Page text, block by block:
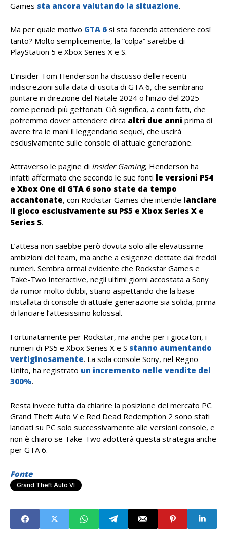
Games sta ancora valutando la situazione.
Ma per quale motivo GTA 6 si sta facendo attendere così
tanto? Molto semplicemente, la “colpa” sarebbe di
PlayStation 5 e Xbox Series X e S.
L’insider Tom Henderson ha discusso delle recenti
indiscrezioni sulla data di uscita di GTA 6, che sembrano
puntare in direzione del Natale 2024 o l’inizio del 2025
come periodi più gettonati. Ciò significa, a conti fatti, che
potremmo dover attendere circa altri due anni prima di
avere tra le mani il leggendario sequel, che uscirà
esclusivamente sulle console di attuale generazione.
Attraverso le pagine di Insider Gaming, Henderson ha
infatti affermato che secondo le sue fonti le versioni PS4
e Xbox One di GTA 6 sono state da tempo
accantonate, con Rockstar Games che intende lanciare
il gioco esclusivamente su PS5 e Xbox Series X e
Series S.
L’attesa non saebbe però dovuta solo alle elevatissime
ambizioni del team, ma anche a esigenze dettate dai freddi
numeri. Sembra ormai evidente che Rockstar Games e
Take-Two Interactive, negli ultimi giorni accostata a Sony
da rumor molto dubbi, stiano aspettando che la base
installata di console di attuale generazione sia solida, prima
di lanciare l’attesissimo kolossal.
Fortunatamente per Rockstar, ma anche per i giocatori, i
numeri di PS5 e Xbox Series X e S stanno aumentando
vertiginosamente. La sola console Sony, nel Regno
Unito, ha registrato un incremento nelle vendite del
300%.
Resta invece tutta da chiarire la posizione del mercato PC.
Grand Theft Auto V e Red Dead Redemption 2 sono stati
lanciati su PC solo successivamente alle versioni console, e
non è chiaro se Take-Two adotterà questa strategia anche
per GTA 6.
Fonte
Grand Theft Auto VI